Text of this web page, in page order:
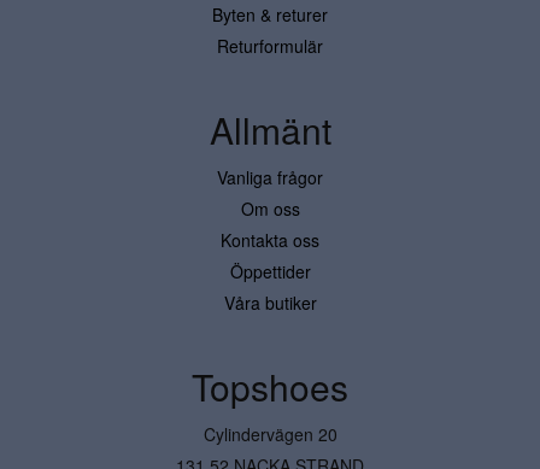
Byten & returer
Returformulär
Allmänt
Vanliga frågor
Om oss
Kontakta oss
Öppettider
Våra butiker
Topshoes
Cylindervägen 20